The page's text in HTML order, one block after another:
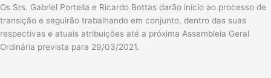
Os Srs. Gabriel Portella e Ricardo Bottas darão início ao processo de
transição e seguirão trabalhando em conjunto, dentro das suas
respectivas e atuais atribuições até a próxima Assembleia Geral
Ordinária prevista para 29/03/2021.